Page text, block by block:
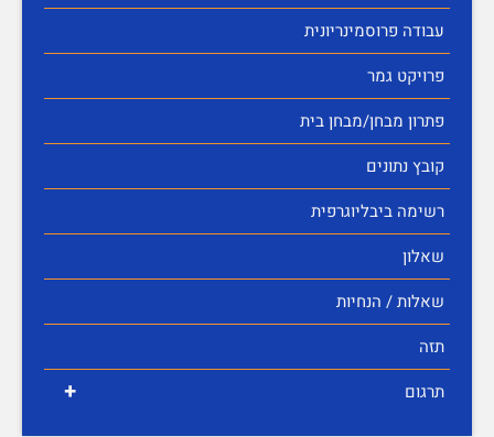
עבודה פרוסמינריונית
פרויקט גמר
פתרון מבחן/מבחן בית
קובץ נתונים
רשימה ביבליוגרפית
שאלון
שאלות / הנחיות
תזה
+ תרגום